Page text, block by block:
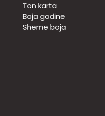
Ton karta
Boja godine
Sheme boja